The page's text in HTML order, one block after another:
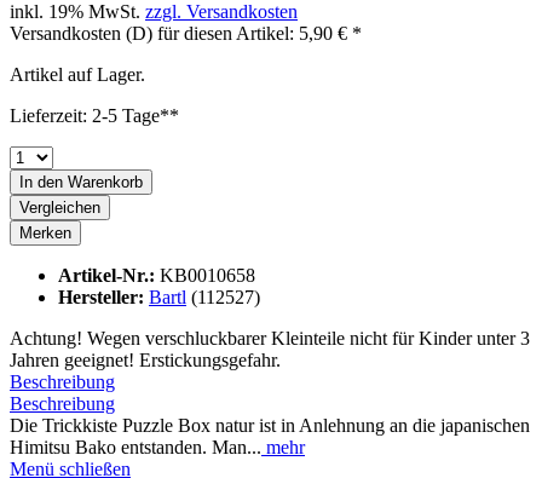
inkl. 19% MwSt. zzgl. Versandkosten
Versandkosten (D) für diesen Artikel: 5,90 € *
Artikel auf Lager.
Lieferzeit: 2-5 Tage**
In den Warenkorb
Vergleichen
Merken
Artikel-Nr.: KB0010658
Hersteller: Bartl (112527)
Achtung! Wegen verschluckbarer Kleinteile nicht für Kinder unter 3
Jahren geeignet! Erstickungsgefahr.
Beschreibung
Beschreibung
Die Trickkiste Puzzle Box natur ist in Anlehnung an die japanischen
Himitsu Bako entstanden. Man... mehr
Menü schließen